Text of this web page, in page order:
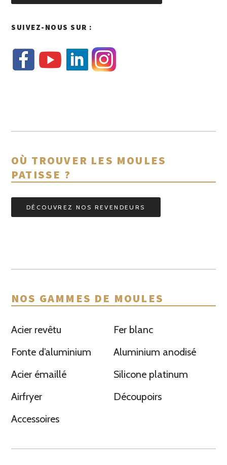
SUIVEZ-NOUS SUR :
OÙ TROUVER LES MOULES
PATISSE ?
DÉCOUVREZ NOS REVENDEURS
NOS GAMMES DE MOULES
Acier revêtu
Fer blanc
Fonte d’aluminium
Aluminium anodisé
Acier émaillé
Silicone platinum
Airfryer
Découpoirs
Accessoires